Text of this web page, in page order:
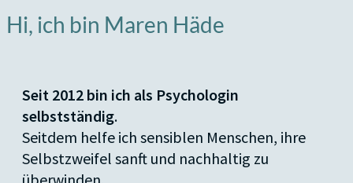
Hi, ich bin Maren Häde
Seit 2012 bin ich als Psychologin
selbstständig.
Seitdem helfe ich sensiblen Menschen, ihre
Selbstzweifel sanft und nachhaltig zu